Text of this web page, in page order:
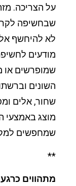
על הצריכה.
לא להיחשף
מודעים
שמופרשים או
השונים
שחור, אלים
מוצג באמצעי
שמחפשים
**
מתהווים